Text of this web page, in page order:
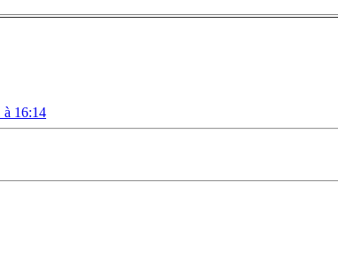
à 16:14